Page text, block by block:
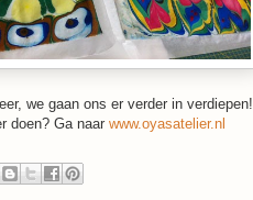
we gaan ons er verder in verdiepen!
doen? Ga naar www.oyasatelier.nl